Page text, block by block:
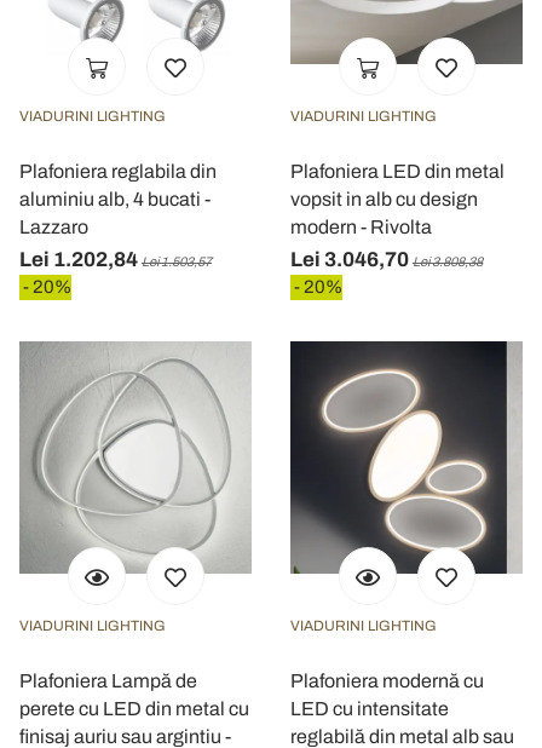
Utilizziamo i cookie per personalizzare contenuti ed
annunci, per fornire funzionalità dei social media e per
analizzare il nostro traffico. Condividiamo inoltre
nostri partner che si occupano di analisi dei dati web,
pubblicità e social media, i quali potrebbero combinarle
con altre informazioni che ha fornito loro o che hanno
raccolto dal suo utilizzo dei loro servizi.
VIADURINI LIGHTING
Plafoniera reglabila din
aluminiu alb, 4 bucati -
Lazzaro
Lei 1.202,84 Lei 1.503,57
- 20%
VIADURINI LIGHTING
Plafoniera LED din metal
vopsit in alb cu design
modern - Rivolta
Lei 3.046,70 Lei 3.808,38
- 20%
VIADURINI LIGHTING
Plafoniera Lampă de
perete cu LED din metal cu
finisaj auriu sau argintiu -
VIADURINI LIGHTING
Plafoniera modernă cu
LED cu intensitate
reglabilă din metal alb sau